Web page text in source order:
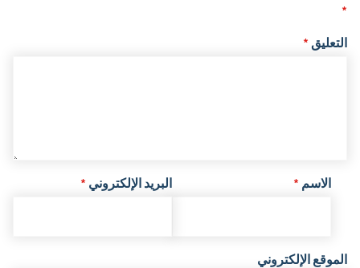
التعليق*
الاسم* البريد الإلكتروني *
الموقع الإلكتروني